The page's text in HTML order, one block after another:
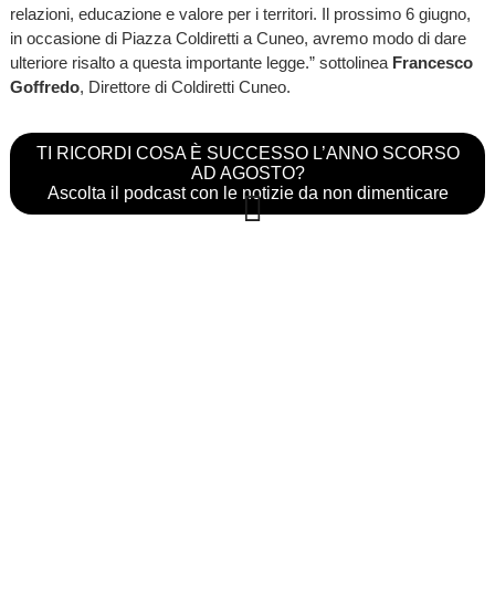
relazioni, educazione e valore per i territori. Il prossimo 6 giugno,
in occasione di Piazza Coldiretti a Cuneo, avremo modo di dare
ulteriore risalto a questa importante legge.” sottolinea Francesco
Goffredo, Direttore di Coldiretti Cuneo.
TI RICORDI COSA È SUCCESSO L’ANNO SCORSO
AD AGOSTO?
Ascolta il podcast con le notizie da non dimenticare